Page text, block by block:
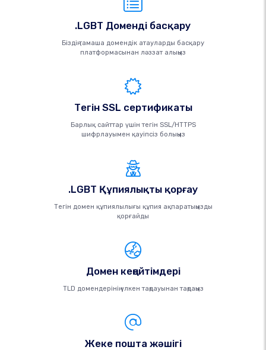
.LGBT Доменді басқару
Біздің тамаша домендік атауларды басқару
платформасынан ләззат алыңыз
Тегін SSL сертификаты
Барлық сайттар үшін тегін SSL/HTTPS
шифрлауымен қауіпсіз болыңыз
.LGBT Құпиялықты қорғау
Тегін домен құпиялылығы құпия ақпаратыңызды
қорғайды
Домен кеңейтімдері
TLD домендерінің үлкен таңдауынан таңдаңыз
Жеке пошта жәшігі